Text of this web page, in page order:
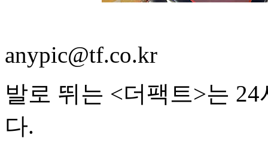
anypic@tf.co.kr
발로 뛰는 <더팩트>는
다.